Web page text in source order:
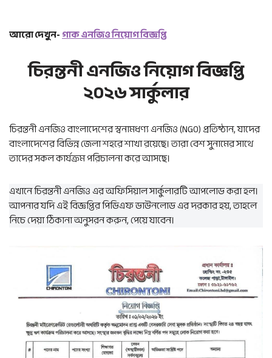
আরো দেখুন-গাক এনজিও নিয়োগ বিজ্ঞপ্তি
চিরন্তনী এনজিও নিয়োগ বিজ্ঞপ্তি
২০২৬ সার্কুলার
চিরন্তনী এনজিও বাংলাদেশের স্বনামধণ্য এনজিও (NGO) প্রতিষ্ঠান, যাদের
বাংলাদেশের বিভিন্ন জেলা শহরে শাখা রয়েছে। তারা বেশ সুনামের সাথে
তাদের সকল কার্যক্রম পরিচালনা করে আসছে।
এখানে চিরন্তনী এনজিও এর অফিসিয়াল সার্কুলারটি আপলোড করা হল।
আপনার যদি এই বিজ্ঞপ্তির পিডিএফ ডাউনলোড এর দরকার হয়, তাহলে
নিচে দেয়া ঠিকানা অনুসরন করুন, পেয়ে যাবেন।